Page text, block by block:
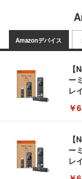
Amazonデバイス
ー
レ
￥
ー
レ